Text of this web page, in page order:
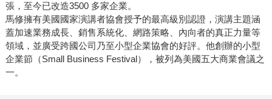
張，至今已改造3500 多家企業。
馬修擁有美國國家演講者協會授予的最高級別認證，演講主題涵
蓋加速業務成長、銷售系統化、網路策略、內向者的真正力量等
領域，並廣受跨國公司乃至小型企業協會的好評。他創辦的小型
企業節（Small Business Festival），被列為美國五大商業會議之
一。